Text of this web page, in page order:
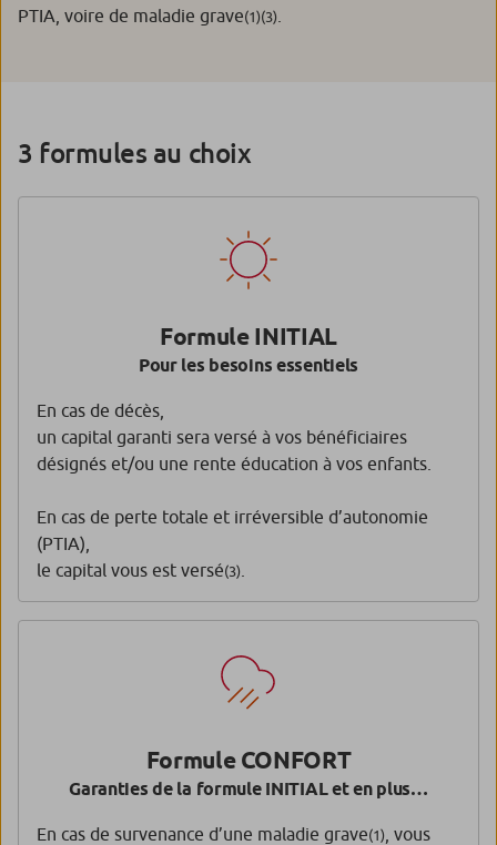
PTIA, voire de maladie grave(1)(3)
3 formules au choix
Formule INITIAL
Pour les besoins essentiels
En cas de décès,
un capital garanti sera versé à vos bénéficiaires
désignés et/ou une rente éducation à vos enfants.
En cas de perte totale et irréversible d’autonomie
(PTIA),
le capital vous est versé(3)
Formule CONFORT
Garanties de la formule INITIAL et en plus…
En cas de survenance d’une maladie grave(1) , vous